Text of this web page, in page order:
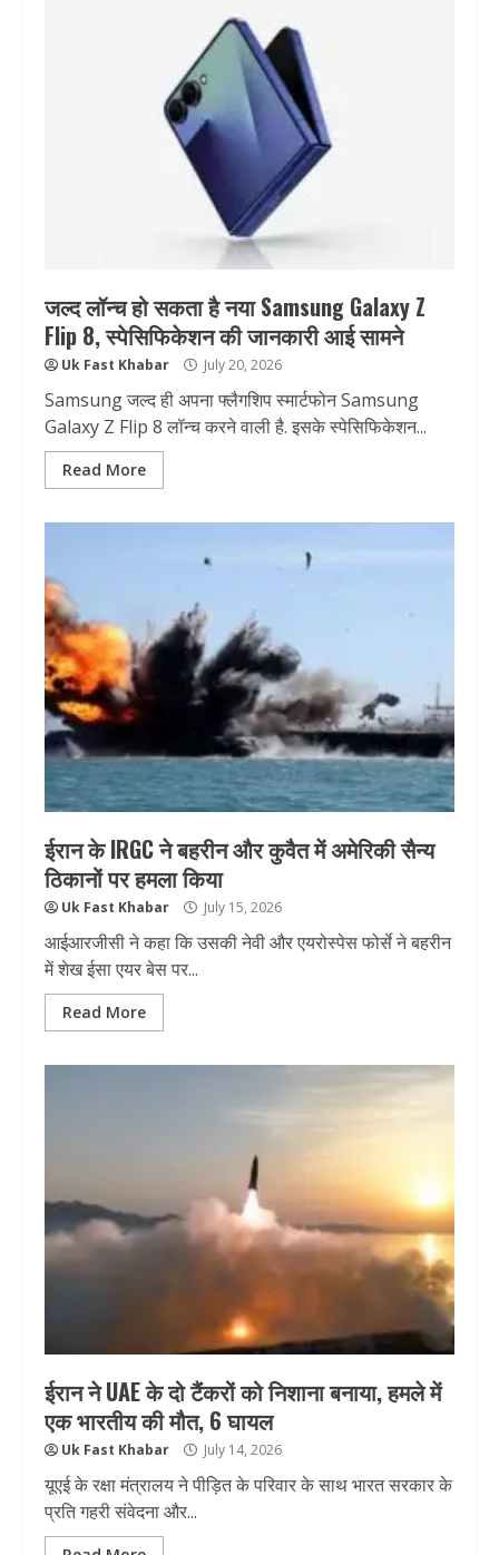
जल्द लॉन्च हो सकता है नया Samsung Galaxy Z
Flip 8, स्पेसिफिकेशन की जानकारी आई सामने
Uk Fast Khabar July 20, 2026
Samsung जल्द ही अपना फ्लैगशिप स्मार्टफोन Samsung
Galaxy Z Flip 8 लॉन्च करने वाली है. इसके स्पेसिफिकेशन...
Read More
ईरान के IRGC ने बहरीन और कुवैत में अमेरिकी सैन्य
ठिकानों पर हमला किया
Uk Fast Khabar July 15, 2026
आईआरजीसी ने कहा कि उसकी नेवी और एयरोस्पेस फोर्से ने बहरीन
में शेख ईसा एयर बेस पर...
Read More
ईरान ने UAE के दो टैंकरों को निशाना बनाया, हमले में
एक भारतीय की मौत, 6 घायल
Uk Fast Khabar July 14, 2026
यूएई के रक्षा मंत्रालय ने पीड़ित के परिवार के साथ भारत सरकार के
प्रति गहरी संवेदना और...